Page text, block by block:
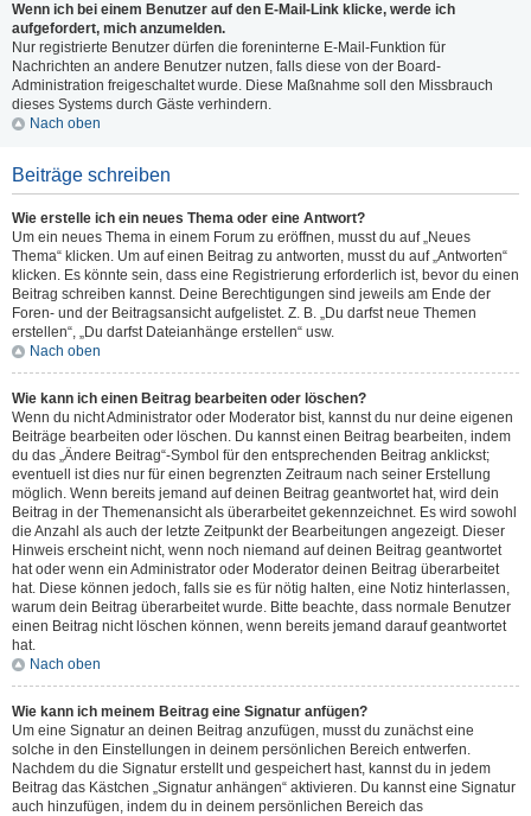
Wenn ich bei einem Benutzer auf den E-Mail-Link klicke, werde ich
aufgefordert, mich anzumelden.
Nur registrierte Benutzer dürfen die foreninterne E-Mail-Funktion für
Nachrichten an andere Benutzer nutzen, falls diese von der Board-
Administration freigeschaltet wurde. Diese Maßnahme soll den Missbrauch
dieses Systems durch Gäste verhindern.
Nach oben
Beiträge schreiben
Wie erstelle ich ein neues Thema oder eine Antwort?
Um ein neues Thema in einem Forum zu eröffnen, musst du auf „Neues
Thema“ klicken. Um auf einen Beitrag zu antworten, musst du auf „Antworten“
klicken. Es könnte sein, dass eine Registrierung erforderlich ist, bevor du einen
Beitrag schreiben kannst. Deine Berechtigungen sind jeweils am Ende der
Foren- und der Beitragsansicht aufgelistet. Z. B. „Du darfst neue Themen
erstellen“, „Du darfst Dateianhänge erstellen“ usw.
Nach oben
Wie kann ich einen Beitrag bearbeiten oder löschen?
Wenn du nicht Administrator oder Moderator bist, kannst du nur deine eigenen
Beiträge bearbeiten oder löschen. Du kannst einen Beitrag bearbeiten, indem
du das „Ändere Beitrag“-Symbol für den entsprechenden Beitrag anklickst;
eventuell ist dies nur für einen begrenzten Zeitraum nach seiner Erstellung
möglich. Wenn bereits jemand auf deinen Beitrag geantwortet hat, wird dein
Beitrag in der Themenansicht als überarbeitet gekennzeichnet. Es wird sowohl
die Anzahl als auch der letzte Zeitpunkt der Bearbeitungen angezeigt. Dieser
Hinweis erscheint nicht, wenn noch niemand auf deinen Beitrag geantwortet
hat oder wenn ein Administrator oder Moderator deinen Beitrag überarbeitet
hat. Diese können jedoch, falls sie es für nötig halten, eine Notiz hinterlassen,
warum dein Beitrag überarbeitet wurde. Bitte beachte, dass normale Benutzer
einen Beitrag nicht löschen können, wenn bereits jemand darauf geantwortet
hat.
Nach oben
Wie kann ich meinem Beitrag eine Signatur anfügen?
Um eine Signatur an deinen Beitrag anzufügen, musst du zunächst eine
solche in den Einstellungen in deinem persönlichen Bereich entwerfen.
Nachdem du die Signatur erstellt und gespeichert hast, kannst du in jedem
Beitrag das Kästchen „Signatur anhängen“ aktivieren. Du kannst eine Signatur
auch hinzufügen, indem du in deinem persönlichen Bereich das